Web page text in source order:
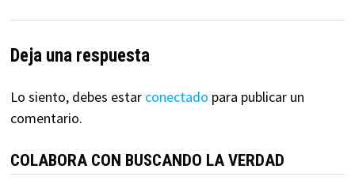
Deja una respuesta
Lo siento, debes estar conectado para publicar un
comentario.
COLABORA CON BUSCANDO LA VERDAD